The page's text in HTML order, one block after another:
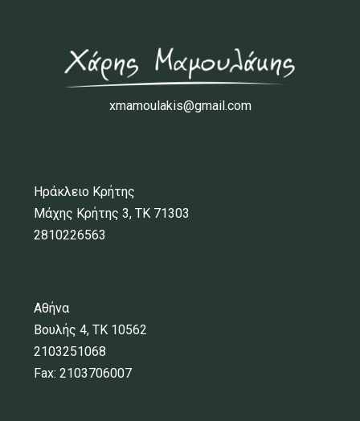
xmamoulakis@gmail.com
Ηράκλειο Κρήτης
Μάχης Κρήτης 3, ΤΚ 71303
2810226563
Αθήνα
Βουλής 4, ΤΚ 10562
2103251068
Fax: 2103706007